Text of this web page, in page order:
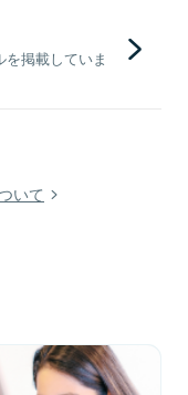
掲載していま
いて